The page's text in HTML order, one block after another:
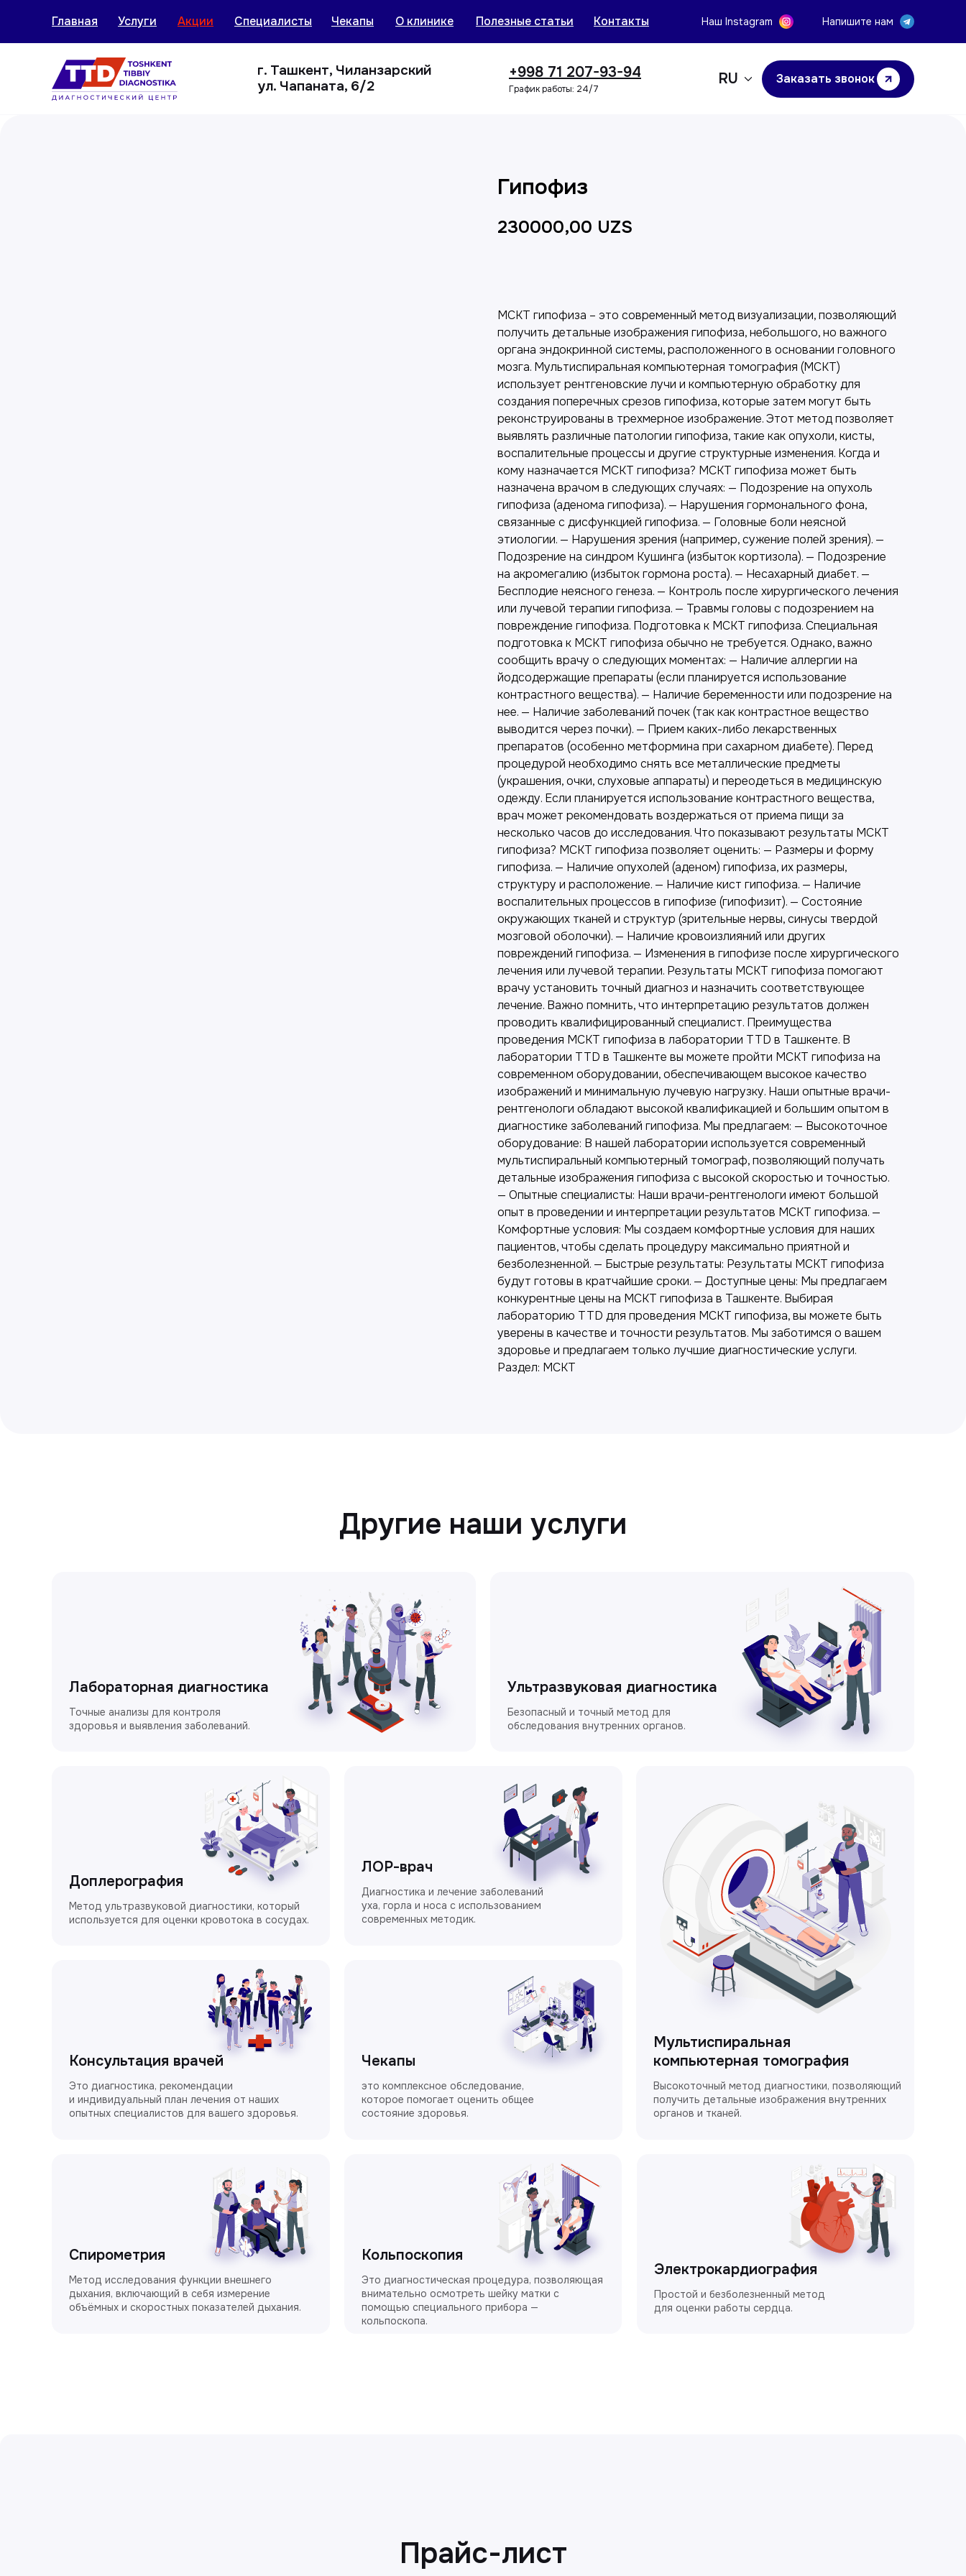
Главная Услуги Акции Специалисты Чекапы О клинике Полезные статьи Наш Instagram
Контакты
RU
Напишите нам
г. Ташкент, Чиланзарский
ул. Чапаната, 6/2
График работы: 24/7
+998 71 207-93-94 Заказать звонок
Гипофиз
230000,00 UZS
МСКТ гипофиза – это современный метод визуализации, позволяющий
получить детальные изображения гипофиза, небольшого, но важного
органа эндокринной системы, расположенного в основании головного
мозга. Мультиспиральная компьютерная томография (МСКТ)
использует рентгеновские лучи и компьютерную обработку для
создания поперечных срезов гипофиза, которые затем могут быть
реконструированы в трехмерное изображение. Этот метод позволяет
выявлять различные патологии гипофиза, такие как опухоли, кисты,
воспалительные процессы и другие структурные изменения. Когда и
кому назначается МСКТ гипофиза? МСКТ гипофиза может быть
назначена врачом в следующих случаях: — Подозрение на опухоль
гипофиза (аденома гипофиза). — Нарушения гормонального фона,
связанные с дисфункцией гипофиза. — Головные боли неясной
этиологии. — Нарушения зрения (например, сужение полей зрения). —
Подозрение на синдром Кушинга (избыток кортизола). — Подозрение
на акромегалию (избыток гормона роста). — Несахарный диабет. —
Бесплодие неясного генеза. — Контроль после хирургического лечения
или лучевой терапии гипофиза. — Травмы головы с подозрением на
повреждение гипофиза. Подготовка к МСКТ гипофиза. Специальная
подготовка к МСКТ гипофиза обычно не требуется. Однако, важно
сообщить врачу о следующих моментах: — Наличие аллергии на
йодсодержащие препараты (если планируется использование
контрастного вещества). — Наличие беременности или подозрение на
нее. — Наличие заболеваний почек (так как контрастное вещество
выводится через почки). — Прием каких-либо лекарственных
препаратов (особенно метформина при сахарном диабете). Перед
процедурой необходимо снять все металлические предметы
(украшения, очки, слуховые аппараты) и переодеться в медицинскую
одежду. Если планируется использование контрастного вещества,
врач может рекомендовать воздержаться от приема пищи за
несколько часов до исследования. Что показывают результаты МСКТ
гипофиза? МСКТ гипофиза позволяет оценить: — Размеры и форму
гипофиза. — Наличие опухолей (аденом) гипофиза, их размеры,
структуру и расположение. — Наличие кист гипофиза. — Наличие
воспалительных процессов в гипофизе (гипофизит). — Состояние
окружающих тканей и структур (зрительные нервы, синусы твердой
мозговой оболочки). — Наличие кровоизлияний или других
повреждений гипофиза. — Изменения в гипофизе после хирургического
лечения или лучевой терапии. Результаты МСКТ гипофиза помогают
врачу установить точный диагноз и назначить соответствующее
лечение. Важно помнить, что интерпретацию результатов должен
проводить квалифицированный специалист. Преимущества
проведения МСКТ гипофиза в лаборатории TTD в Ташкенте. В
лаборатории TTD в Ташкенте вы можете пройти МСКТ гипофиза на
современном оборудовании, обеспечивающем высокое качество
изображений и минимальную лучевую нагрузку. Наши опытные врачи-
рентгенологи обладают высокой квалификацией и большим опытом в
диагностике заболеваний гипофиза. Мы предлагаем: — Высокоточное
оборудование: В нашей лаборатории используется современный
мультиспиральный компьютерный томограф, позволяющий получать
детальные изображения гипофиза с высокой скоростью и точностью.
— Опытные специалисты: Наши врачи-рентгенологи имеют большой
опыт в проведении и интерпретации результатов МСКТ гипофиза. —
Комфортные условия: Мы создаем комфортные условия для наших
пациентов, чтобы сделать процедуру максимально приятной и
безболезненной. — Быстрые результаты: Результаты МСКТ гипофиза
будут готовы в кратчайшие сроки. — Доступные цены: Мы предлагаем
конкурентные цены на МСКТ гипофиза в Ташкенте. Выбирая
лабораторию TTD для проведения МСКТ гипофиза, вы можете быть
уверены в качестве и точности результатов. Мы заботимся о вашем
здоровье и предлагаем только лучшие диагностические услуги.
Раздел: МСКТ
Другие наши услуги
Лабораторная диагностика
Точные анализы для контроля
здоровья и выявления заболеваний.
Ультразвуковая диагностика
Безопасный и точный метод для
обследования внутренних органов.
Доплерография
Метод ультразвуковой диагностики, который
используется для оценки кровотока в сосудах.
Консультация врачей
Это диагностика, рекомендации
и индивидуальный план лечения от наших
опытных специалистов для вашего здоровья.
Мультиспиральная
компьютерная томография
Высокоточный метод диагностики, позволяющий
получить детальные изображения внутренних
органов и тканей.
Спирометрия
Метод исследования функции внешнего
дыхания, включающий в себя измерение
объёмных и скоростных показателей дыхания.
Кольпоскопия
Это диагностическая процедура, позволяющая
внимательно осмотреть шейку матки с
помощью специального прибора —
кольпоскопа.
Электрокардиография
Простой и безболезненный метод
для оценки работы сердца.
Диагностика и лечение заболеваний
уха, горла и носа с использованием
современных методик.
ЛОР-врач
Чекапы
это комплексное обследование,
которое помогает оценить общее
состояние здоровья.
Прайс-лист